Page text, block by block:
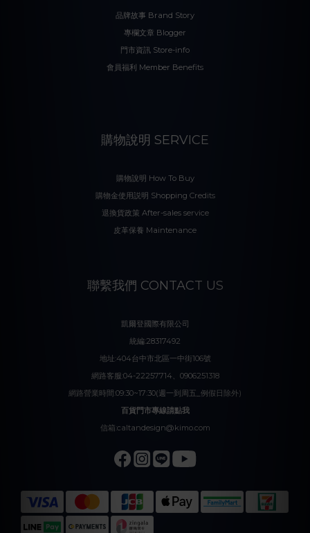
品牌故事 Brand Story
專欄文章 Blogger
門市資訊 Store-info
會員福利 Member Benefits
購物說明 SERVICE
購物說明 How To Buy
購物金使用説明 Shopping Credits
退換貨政策 After-sales service
皮革保養 Maintenance
聯繫我們 CONTACT US
凱爾登國際有限公司
統編:28317492
地址:404台中市北區一中街106號
網路客服:04-22257714、0906251318
網路營業時間:09:30~17:30(週一到周五_例假日除外)
百貨門市專線請點我
信箱:caltandesign@kimo.com